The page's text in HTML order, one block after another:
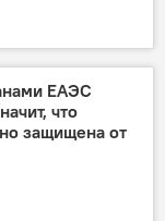
ЕАЭС
что
защищена от